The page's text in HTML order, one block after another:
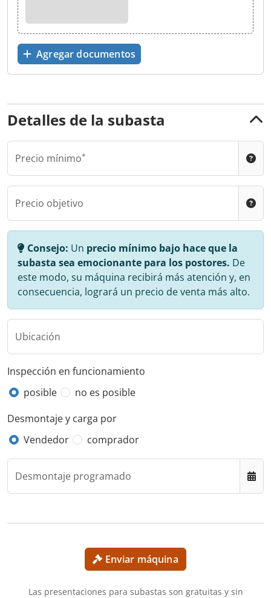
Agregar documentos
Detalles de la subasta
Precio mínimo
Precio objetivo
Consejo: Un precio mínimo bajo hace que la
subasta sea emocionante para los postores. De
este modo, su máquina recibirá más atención y, en
consecuencia, logrará un precio de venta más alto.
Ubicación
Inspección en funcionamiento
posible
no es posible
Desmontaje y carga por
Vendedor
comprador
Desmontaje programado
Enviar máquina
Las presentaciones para subastas son gratuitas y sin